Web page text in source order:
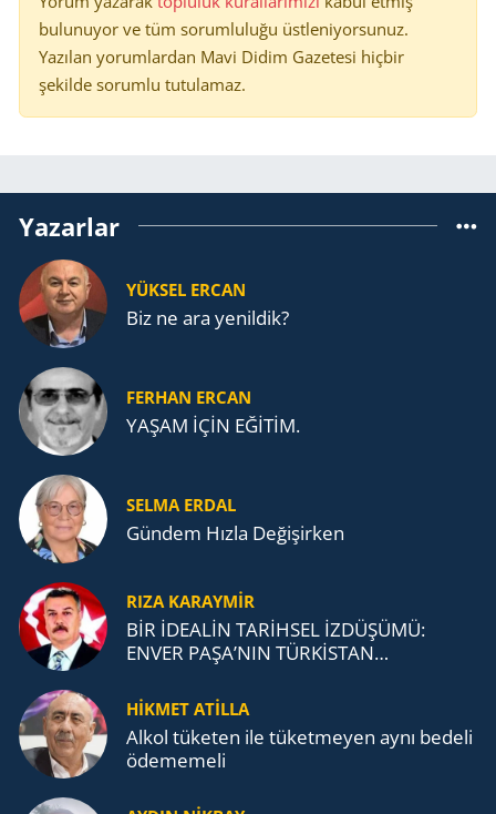
bulunuyor ve tüm sorumluluğu üstleniyorsunuz.
Yazılan yorumlardan Mavi Didim Gazetesi hiçbir
şekilde sorumlu tutulamaz.
Yazarlar
YÜKSEL ERCAN
Biz ne ara yenildik?
FERHAN ERCAN
YAŞAM İÇİN EĞİTİM.
SELMA ERDAL
Gündem Hızla Değişirken
RIZA KARAYMIR
BİR İDEALİN TARİHSEL İZDÜŞÜMÜ:
ENVER PAŞA’NIN TÜRKİSTAN
TEŞKİLATI’NA UZANAN MİRASI
HİKMET ATİLLA
Alkol tü­ke­ten ile tü­ket­me­yen aynı be­de­li
öde­me­me­li